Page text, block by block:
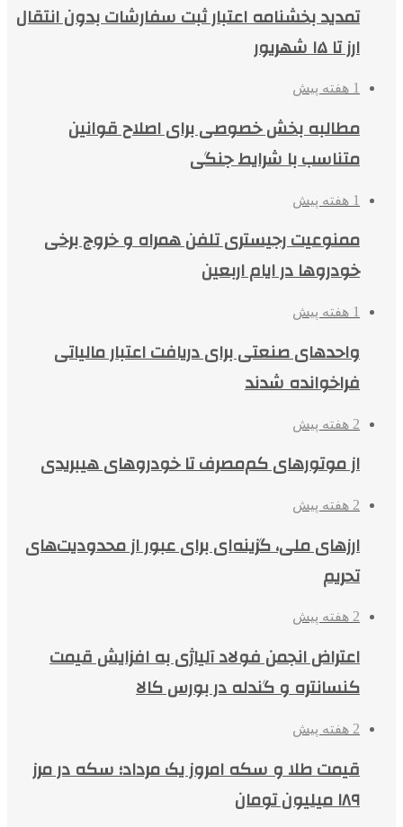
تمدید بخشنامه اعتبار ثبت سفارشات بدون انتقال
ارز تا ۱۵ شهریور
1 هفته پیش
مطالبه بخش خصوصی برای اصلاح قوانین
متناسب با شرایط جنگی
1 هفته پیش
ممنوعیت رجیستری تلفن همراه و خروج برخی
خودروها در ایام اربعین
1 هفته پیش
واحدهای صنعتی برای دریافت اعتبار مالیاتی
فراخوانده شدند
2 هفته پیش
از موتورهای کم‌مصرف تا خودروهای هیبریدی
2 هفته پیش
ارزهای ملی، گزینه‌ای برای عبور از محدودیت‌های
تحریم
2 هفته پیش
اعتراض انجمن فولاد آلیاژی به افزایش قیمت
کنسانتره و گندله در بورس کالا
2 هفته پیش
قیمت طلا و سکه امروز یک مرداد؛ سکه در مرز
۱۸۹ میلیون تومان